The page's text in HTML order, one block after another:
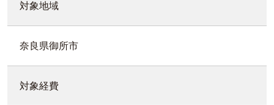
対象地域
奈良県御所市
対象経費